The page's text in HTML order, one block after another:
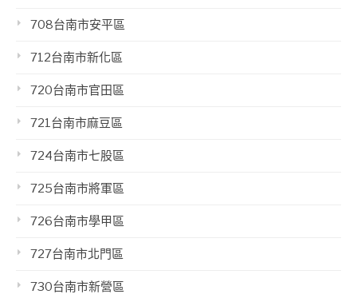
708台南市安平區
712台南市新化區
720台南市官田區
721台南市麻豆區
724台南市七股區
725台南市將軍區
726台南市學甲區
727台南市北門區
730台南市新營區